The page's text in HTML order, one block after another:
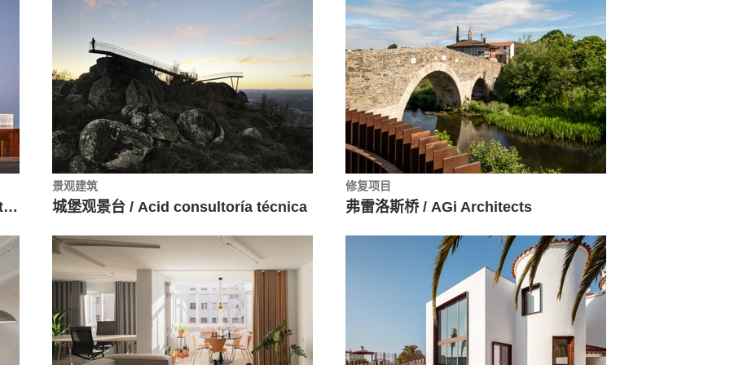
León Research 办公室 / VIRA arquitectura
景观建筑
城堡观景台 / Acid consultoría técnica
修复项目
弗雷洛斯桥 / AGi Architects